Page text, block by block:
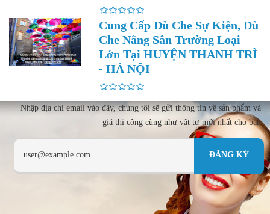
Cung Cấp Dù Che Sự Kiện, Dù
Che Nắng Sân Trường Loại
Lớn Tại HUYỆN THANH TRÌ
- HÀ NỘI
Nhập địa chi email vào đây, chúng tôi sẽ gửi thông tin về sản phẩm và
giá thi công cũng như vật tư mới nhất cho bạn